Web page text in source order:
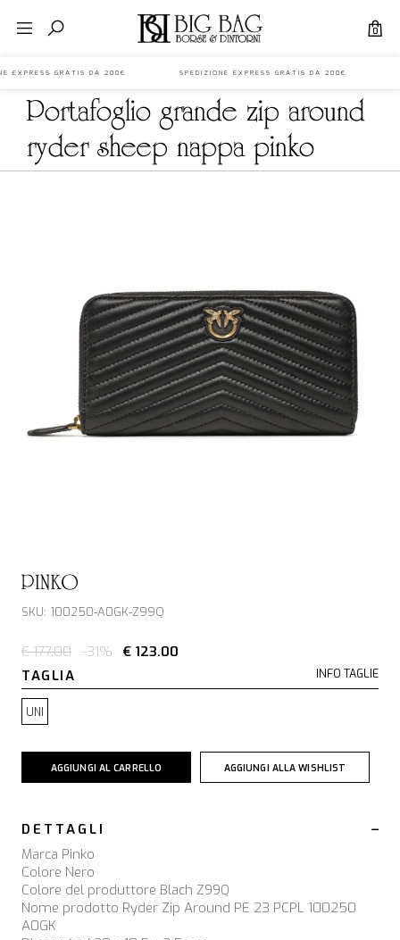
0
EXPRESS GRATIS DA 200€ SPEDIZIONE EXPRESS GRATIS DA 200€
portafoglio grande zip around
ryder sheep nappa pinko
PINKO
SKU: 100250-A0GK-Z99Q
€ 177.00 -31%
€ 123.00
TAGLIA
INFO TAGLIE
UNI
AGGIUNGI AL CARRELLO AGGIUNGI ALLA WISHLIST
DETTAGLI
Marca Pinko
Colore Nero
Colore del produttore Blach Z99Q
Nome prodotto Ryder Zip Around PE 23 PCPL 100250
A0GK